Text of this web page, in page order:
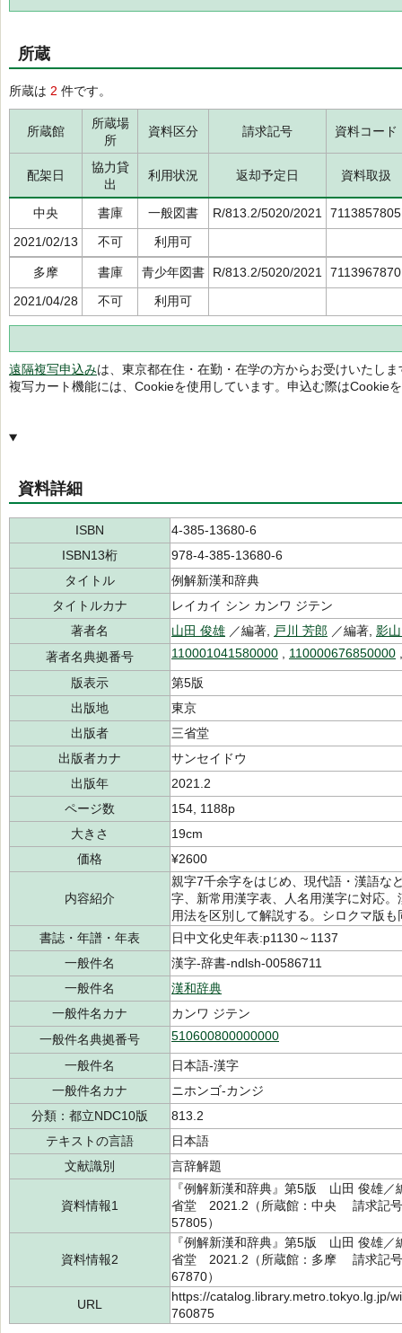
所蔵
所蔵は 2 件です。
所蔵館
所蔵場
所
資料区分 請求記号 資料コード
配架日
協力貸
出
利用状況 返却予定日 資料取扱
中央 書庫 一般図書 R/813.2/5020/2021
7113857805
2021/02/13
不可 利用可
多摩 書庫 青少年図書 R/813.2/5020/2021
7113967870
2021/04/28
不可 利用可
遠隔複写申込みは、東京都在住・在勤・在学の方からお受けいたしま
複写カート機能には、Cookieを使用しています。申込む際はCookie
資料詳細
ISBN
4-385-13680-6
ISBN13桁
978-4-385-13680-6
タイトル
例解新漢和辞典
タイトルカナ
レイカイ シン カンワ ジテン
著者名
山田 俊雄 ／編著, 戸川 芳郎 ／編著, 影
著者名典拠番号
110001041580000 110000676850000
版表示
第5版
出版地
東京
出版者
三省堂
出版者カナ
サンセイドウ
出版年
2021.2
ページ数
154, 1188p
大きさ
19cm
価格
¥2600
内容紹介
親字7千余字をはじめ、現代語・漢語な
字、新常用漢字表、人名用漢字に対応
用法を区別して解説する。シロクマ版も
書誌・年譜・年表
日中文化史年表:p1130～1137
一般件名
漢字-辞書-ndlsh-00586711
一般件名
漢和辞典
一般件名カナ
カンワ ジテン
一般件名典拠番号
510600800000000
一般件名
日本語-漢字
一般件名カナ
ニホンゴ-カンジ
分類：都立NDC10版
813.2
テキストの言語
日本語
文献識別
言辞解題
資料情報1
『例解新漢和辞典』第5版 山田 俊雄
省堂 2021.2（所蔵館：中央 請求記
57805）
資料情報2
『例解新漢和辞典』第5版 山田 俊雄
省堂 2021.2（所蔵館：多摩 請求記
67870）
URL
https://catalog.library.metro.tokyo.lg.jp/
760875